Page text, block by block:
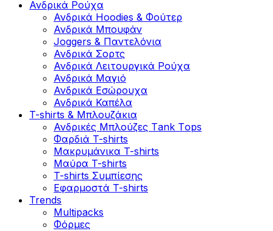
Ανδρικά Ρούχα
Ανδρικά Hoodies & Φούτερ
Ανδρικά Μπουφάν
Joggers & Παντελόνια
Ανδρικά Σορτς
Ανδρικά Λειτουργικά Ρούχα
Ανδρικά Μαγιό
Ανδρικά Εσώρουχα
Ανδρικά Καπέλα
T-shirts & Μπλουζάκια
Ανδρικές Mπλούζες Τank Τops
Φαρδιά T-shirts
Μακρυμάνικα T-shirts
Μαύρα T-shirts
T-shirts Συμπίεσης
Εφαρμοστά T-shirts
Trends
Multipacks
Φόρμες